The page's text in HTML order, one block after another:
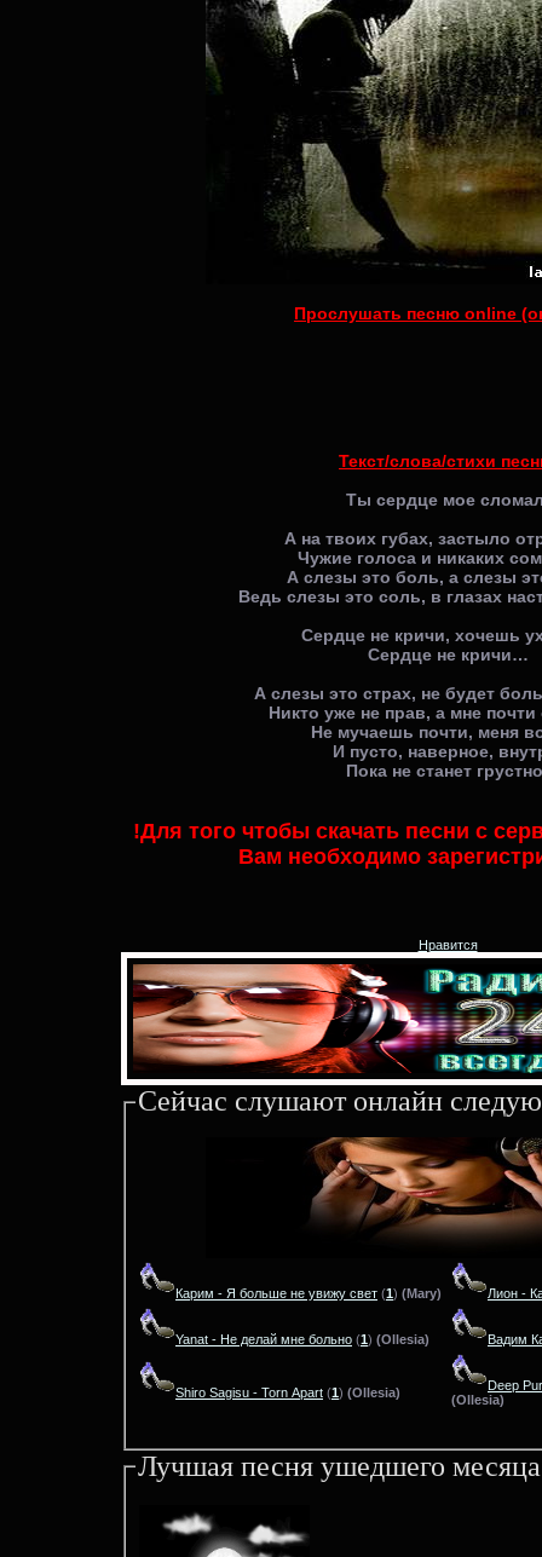
Прослушать песню online
Текст/слова/стихи
Ты сердце мое
А на твоих губах, застыло
Чужие голоса и никаких
А слезы это боль, а слезы
Ведь слезы это соль, в глазах
Сердце не кричи, хочешь
Сердце не кричи…
А слезы это страх, не будет
Никто уже не прав, а мне почти
Не мучаешь почти, меня
И пусто, наверное,
Пока не станет
!Для того чтобы скачать песни с
Вам необходимо
Нравится
Сейчас слушают онлайн
Карим - Я больше не увижу свет (1) (Mary) Лион -
Yanat - Не делай мне больно (1) (Ollesia) Вадим
Shiro Sagisu - Torn Apart (1) (Ollesia)
Deep
(Ollesia)
Лучшая песня ушедшего